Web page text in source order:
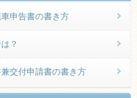
申告書の書き方
？
交付申請書の書き方